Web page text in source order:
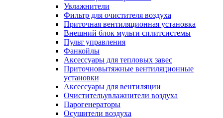
Увлажнители
Фильтр для очистителя воздуха
Приточная вентиляционная установка
Внешний блок мульти сплитсистемы
Пульт управления
Фанкойлы
Аксессуары для тепловых завес
Приточновытяжные вентиляционные
установки
Аксессуары для вентиляции
Очистительувлажнители воздуха
Парогенераторы
Осушители воздуха